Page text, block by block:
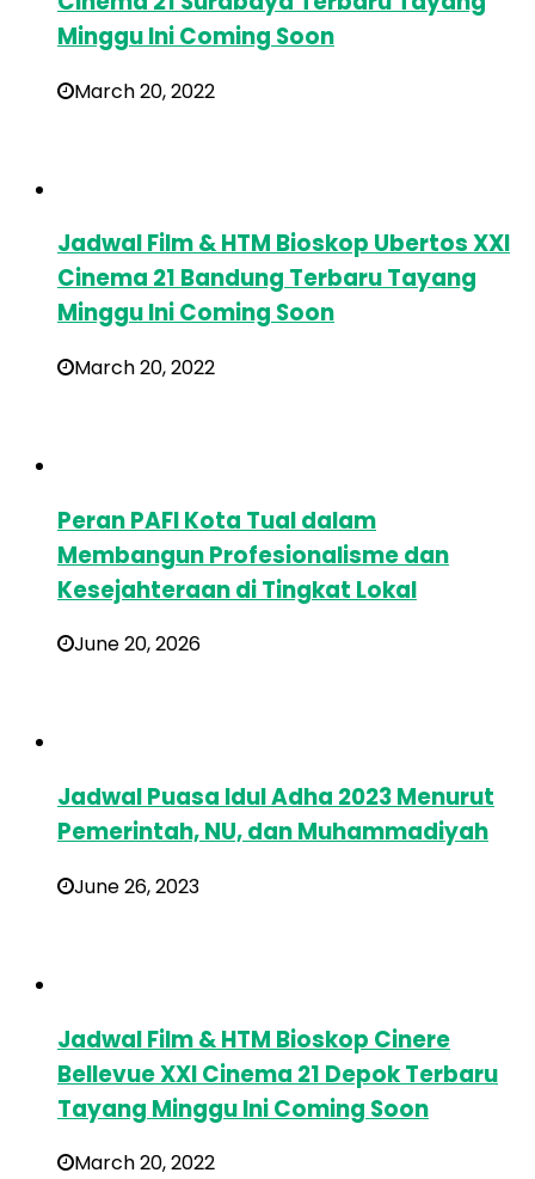
Minggu Ini Coming Soon
March 20, 2022
Jadwal Film & HTM Bioskop Ubertos XXI
Cinema 21 Bandung Terbaru Tayang
Minggu Ini Coming Soon
March 20, 2022
Peran PAFI Kota Tual dalam
Membangun Profesionalisme dan
Kesejahteraan di Tingkat Lokal
June 20, 2026
Jadwal Puasa Idul Adha 2023 Menurut
Pemerintah, NU, dan Muhammadiyah
June 26, 2023
Jadwal Film & HTM Bioskop Cinere
Bellevue XXI Cinema 21 Depok Terbaru
Tayang Minggu Ini Coming Soon
March 20, 2022